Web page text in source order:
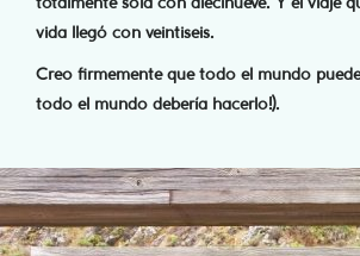
totalmente sola con diecinueve. Y el viaje
vida llegó con veintiseis.
Creo firmemente que todo el mundo puede
todo el mundo debería hacerlo!).